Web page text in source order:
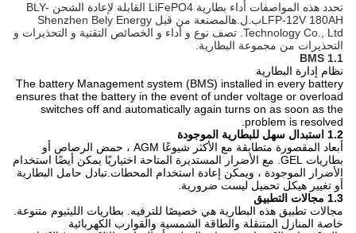
تحدد هذه المواصفات أداء بطارية LiFePO4 القابلة لإعادة الشحن BLY-
LFP-12V 180AHب.ل.ه
المصنعة من قبل Shenzhen Bely Energy
Technology Co., Ltd. تصف نوع و أداء و الخصائص التقنية و التحذيرات و
التحذيرات من مجموعة البطارية.
1.1 BMS
نظام إدارة البطارية
The battery Management system (BMS) installed in every battery
ensures that the battery in the event of under voltage or overload
switches off and automatically again turns on as soon as the
problem is resolved.
1.2 استبدال سهل للبطارية الموجودة
أبعاد المقصورة متطابقة مع الأكثر شيوعًا AGM ، حمض الرصاص أو
بطاريات GEL. مع الأضرار المستديرة المتاحة اختياريًا يمكن أيضًا استخدام
الأضرار الموجودة ، ويمكن إعادة استخدام المحطات.تبادل حامل البطارية
أو تغيير هيكل تحميل ليست ضرورية.
1.3 مجالات التطبيق
مجالات تطبيق هذه البطارية هي خصيصًا للترفيه. بطاريات الليثيوم متنوعة.
خاصة المنازل المتنقلة والطاقة الشمسية والقوارب الكهربائية